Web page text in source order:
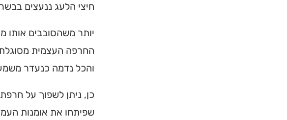
חיצי הלעג ננעצים
יותר משהסובבים אותו
החרפה העצמית
והכל נדמה כנעדר
כן, ניתן לשפוך על
שפיתחו את אומנות